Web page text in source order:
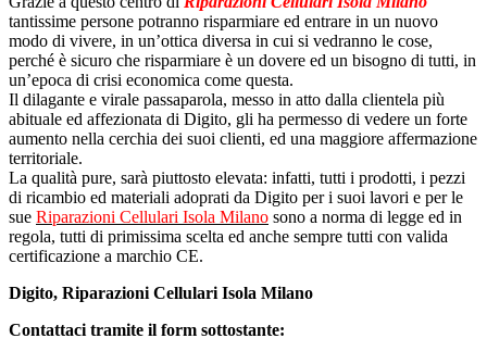
tantissime persone potranno risparmiare ed entrare in un nuovo
modo di vivere, in un’ottica diversa in cui si vedranno le cose,
perché è sicuro che risparmiare è un dovere ed un bisogno di tutti, in
un’epoca di crisi economica come questa.
Il dilagante e virale passaparola, messo in atto dalla clientela più
abituale ed affezionata di Digito, gli ha permesso di vedere un forte
aumento nella cerchia dei suoi clienti, ed una maggiore affermazione
territoriale.
La qualità pure, sarà piuttosto elevata: infatti, tutti i prodotti, i pezzi
di ricambio ed materiali adoprati da Digito per i suoi lavori e per le
sue Riparazioni Cellulari Isola Milano sono a norma di legge ed in
regola, tutti di primissima scelta ed anche sempre tutti con valida
certificazione a marchio CE.
Digito, Riparazioni Cellulari Isola Milano
Contattaci tramite il form sottostante: